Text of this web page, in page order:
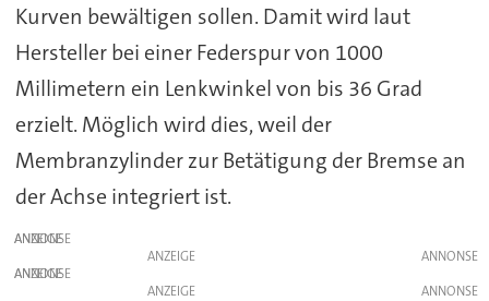
Kurven bewältigen sollen. Damit wird laut
Hersteller bei einer Federspur von 1000
Millimetern ein Lenkwinkel von bis 36 Grad
erzielt. Möglich wird dies, weil der
Membranzylinder zur Betätigung der Bremse an
der Achse integriert ist.
ANZEIGE
ANZEIGE
ANZEIGE
ANZEIGE